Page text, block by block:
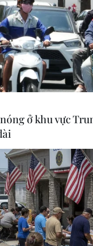
tấn trái cây nhập
gốc xuất xứ
phát hiện trên xe tải
hồng, nho, quýt
có chữ Trung Quốc,
chứng từ.
ở khu vực